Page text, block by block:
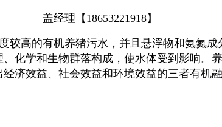
盖经理【18653221918】
较高的有机养猪污水，并且悬浮物和氨氮
化学和生物群落构成，使水体受到影响。
济效益、社会效益和环境效益的三者有机